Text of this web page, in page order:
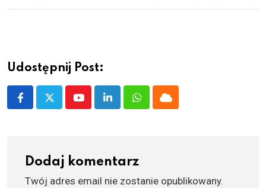
Udostępnij Post:
YoutubeLinkedInWhatsapp
Cloud
Dodaj komentarz
Twój adres email nie zostanie opublikowany.